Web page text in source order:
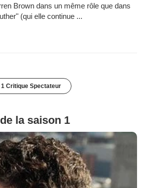
Brown dans un même rôle que dans
(qui elle continue ...
1 Critique Spectateur
la saison 1